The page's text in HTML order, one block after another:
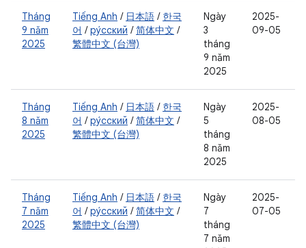
Tháng
9 năm
2025
Tiếng Anh / 日本語 / 한국
어 /ру́сский /简体中文 /
繁體中文 (台灣)
Ngày
3
tháng
9 năm
2025
2025-
09-05
Tháng
8 năm
2025
Tiếng Anh / 日本語 / 한국
어 /ру́сский /简体中文 /
繁體中文 (台灣)
Ngày
5
tháng
8 năm
2025
2025-
08-05
Tháng
7 năm
2025
Tiếng Anh / 日本語 / 한국
어 /ру́сский /简体中文 /
繁體中文 (台灣)
Ngày
7
tháng
7 năm
2025-
07-05